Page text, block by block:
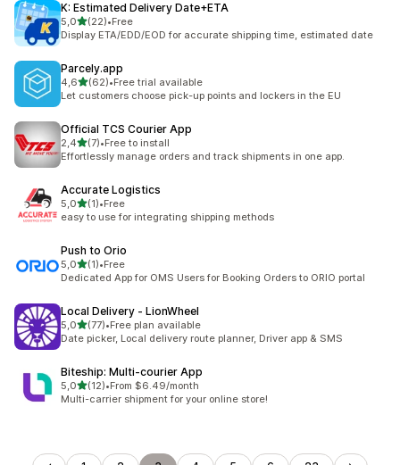
K: Estimated Delivery Date+ETA
5,0z 5 hvězd
(22)
Celkový počet recenzí: 22
•Free
Display ETA/EDD/EOD for accurate shipping time, estimated date
Parcely.app
4,6z 5 hvězd
(62)
Celkový počet recenzí: 62
•Free trial available
Let customers choose pick-up points and lockers in the EU
Official TCS Courier App
2,4z 5 hvězd
(7)
Celkový počet recenzí: 7
•Free to install
Effortlessly manage orders and track shipments in one app.
Accurate Logistics
5,0z 5 hvězd
(1)
Celkový počet recenzí: 1
•Free
easy to use for integrating shipping methods
Push to Orio
5,0z 5 hvězd
(1)
Celkový počet recenzí: 1
•Free
Dedicated App for OMS Users for Booking Orders to ORIO portal
Local Delivery ‑ LionWheel
5,0z 5 hvězd
(77)
Celkový počet recenzí: 77
•Free plan available
Date picker, Local delivery route planner, Driver app & SMS
Biteship: Multi‑courier App
5,0z 5 hvězd
(12)
Celkový počet recenzí: 12
•From $6.49/month
Multi-carrier shipment for your online store!